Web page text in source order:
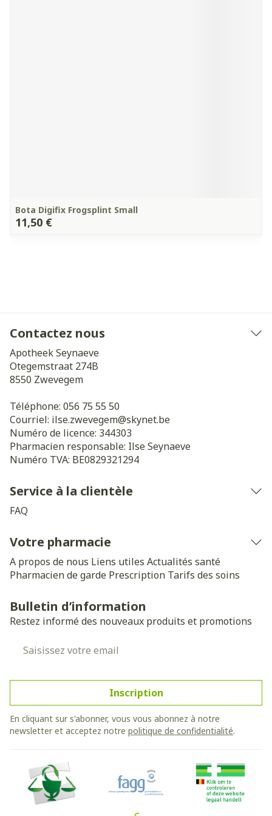
Bota Digifix Frogsplint Small
11,50 €
Contactez nous
Apotheek Seynaeve
Otegemstraat 274B
8550 Zwevegem
Téléphone: 056 75 55 50
Courriel: ilse.zwevegem@skynet.be
Numéro de licence: 344303
Pharmacien responsable: Ilse Seynaeve
Numéro TVA: BE0829321294
Service à la clientèle
FAQ
Votre pharmacie
A propos de nous Liens utiles Actualités santé
Pharmacien de garde Prescription Tarifs des soins
Bulletin d’information
Restez informé des nouveaux produits et promotions
Inscription
En cliquant sur s'abonner, vous vous abonnez à notre
newsletter et acceptez notre politique de confidentialité.